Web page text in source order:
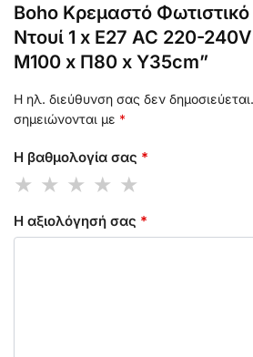
Boho Κρεμαστό
Ντουί 1 x E27 AC 220-
Μ100 x Π80 x Υ35cm”
Η ηλ. διεύθυνση σας δεν δημοσιεύεται.
σημειώνονται με *
Η βαθμολογία σας *
Η αξιολόγησή σας *